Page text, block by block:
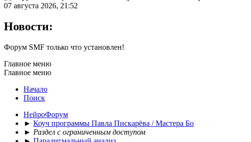
07 августа 2026, 21:52
Новости:
Форум SMF только что установлен!
Главное меню
Главное меню
Начало
Поиск
НейроФорум
► Коуч программы Павла Пискарёва / Мастера Бо
► Раздел с ограниченным доступом